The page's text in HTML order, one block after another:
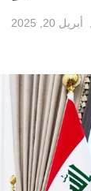
أبريل 20, 2025